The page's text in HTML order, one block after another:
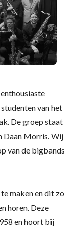
van het
De groep staat
Daan Morris. Wij
van de bigbands
maken en dit zo
horen. Deze
en hoort bij